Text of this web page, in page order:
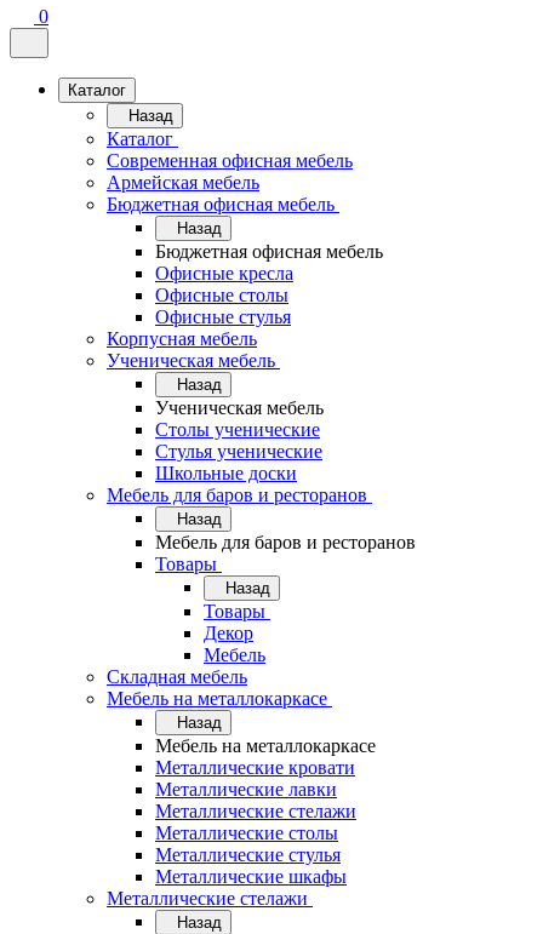
0
Каталог
Назад
Каталог
Современная офисная мебель
Армейская мебель
Бюджетная офисная мебель
Назад
Бюджетная офисная мебель
Офисные кресла
Офисные столы
Офисные стулья
Корпусная мебель
Ученическая мебель
Назад
Ученическая мебель
Столы ученические
Стулья ученические
Школьные доски
Мебель для баров и ресторанов
Назад
Мебель для баров и ресторанов
Товары
Назад
Товары
Декор
Мебель
Складная мебель
Мебель на металлокаркасе
Назад
Мебель на металлокаркасе
Металлические кровати
Металлические лавки
Металлические стелажи
Металлические столы
Металлические стулья
Металлические шкафы
Металлические стелажи
Назад